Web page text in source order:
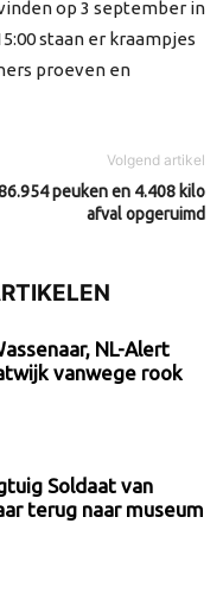
op 3 september in
staan er kraampjes
proeven en
Volgend artikel
peuken en 4.408 kilo
afval opgeruimd
NL-Alert
vanwege rook
Soldaat van
terug naar museum